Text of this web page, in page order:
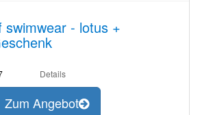
- lotus +
Details
Zum Angebot